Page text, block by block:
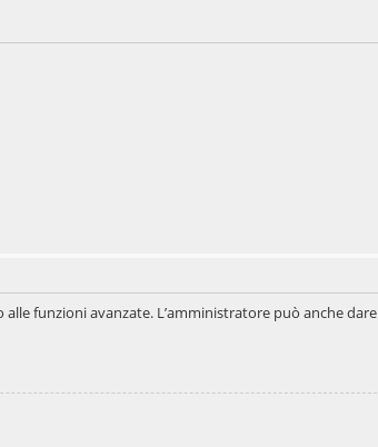
alle funzioni avanzate. L’amministratore può anche dare